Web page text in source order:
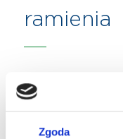
Zgoda
ramienia